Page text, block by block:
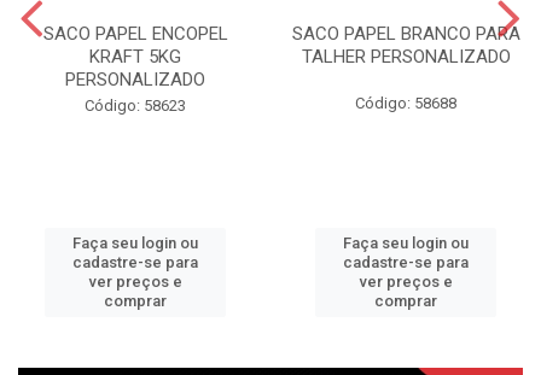
SACO PAPEL ENCOPEL
KRAFT 5KG
PERSONALIZADO
Código: 58623
Faça seu login ou
cadastre-se para
ver preços e
comprar
SACO PAPEL BRANCO PARA
TALHER PERSONALIZADO
Código: 58688
Faça seu login ou
cadastre-se para
ver preços e
comprar